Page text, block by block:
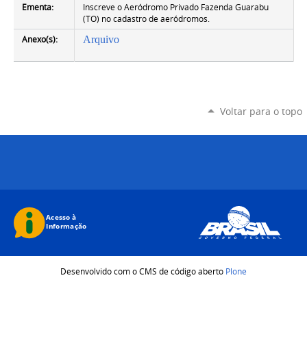
Ementa:
Inscreve o Aeródromo Privado Fazenda Guarabu
(TO) no cadastro de aeródromos.
Anexo(s):
Arquivo
Voltar para o topo
Desenvolvido com o CMS de código aberto Plone